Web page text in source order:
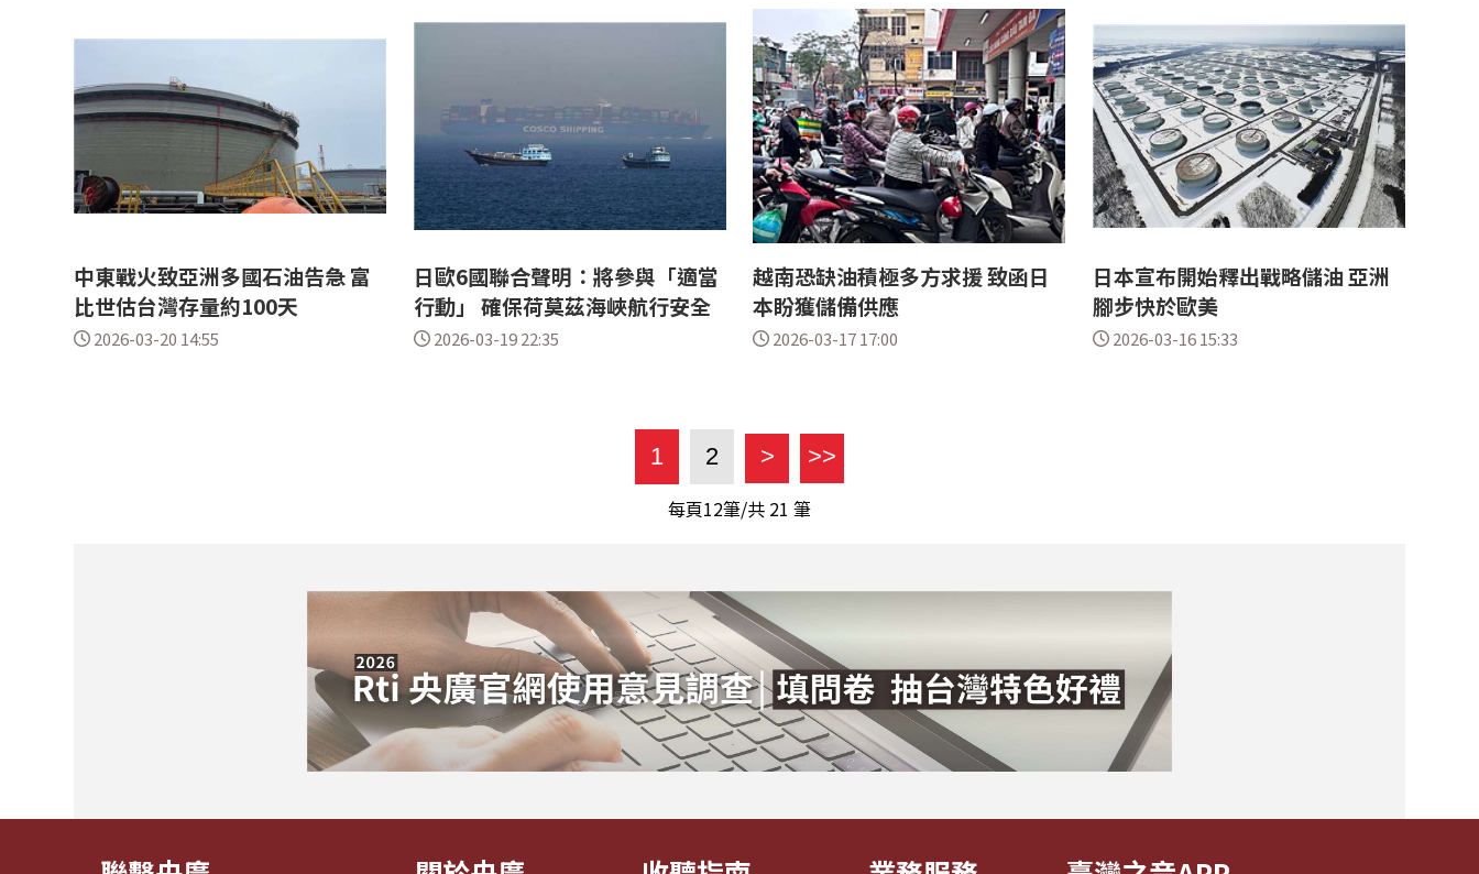
中東戰火致亞洲多國石油告急 富
比世估台灣存量約100天
2026-03-20 14:55
日歐6國聯合聲明：將參與「適當
行動」 確保荷莫茲海峽航行安全
2026-03-19 22:35
越南恐缺油積極多方求援 致函日
本盼獲儲備供應
2026-03-17 17:00
日本宣布開始釋出戰略儲油 亞洲
腳步快於歐美
2026-03-16 15:33
1 2 > >>
每頁12筆/共 21 筆